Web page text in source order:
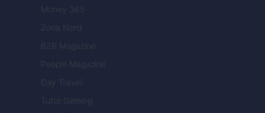
Money 365
Zona Nerd
B2B Magazine
People Magazine
Day Travel
Tutto Gaming